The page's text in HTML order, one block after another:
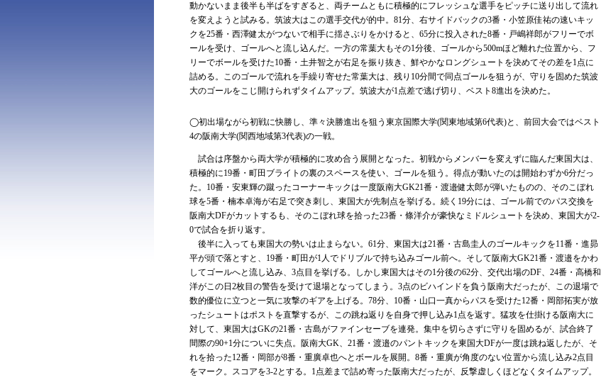
動かないまま後半も半ばをすぎると、両チームともに積極的にフレッシュな選手をピッチに送り出して流れ
を変えようと試みる。筑波大はこの選手交代が的中。81分、右サイドバックの3番・小笠原佳祐の速いキッ
クを25番・西澤健太がつないで相手に揺さぶりをかけると、65分に投入された8番・戸嶋祥郎がフリーでボ
ールを受け、ゴールへと流し込んだ。一方の常葉大もその1分後、ゴールから500mほど離れた位置から、フ
リーでボールを受けた10番・土井智之が右足を振り抜き、鮮やかなロングシュートを決めてその差を1点に
詰める。このゴールで流れを手繰り寄せた常葉大は、残り10分間で同点ゴールを狙うが、守りを固めた筑波
大のゴールをこじ開けられずタイムアップ。筑波大が1点差で逃げ切り、ベスト8進出を決めた。
◯初出場ながら初戦に快勝し、準々決勝進出を狙う東京国際大学(関東地域第6代表)と、前回大会ではベスト
4の阪南大学(関西地域第3代表)の一戦。
試合は序盤から両大学が積極的に攻め合う展開となった。初戦からメンバーを変えずに臨んだ東国大は、
積極的に19番・町田ブライトの裏のスペースを使い、ゴールを狙う。得点が動いたのは開始わずか6分だっ
た。10番・安東輝の蹴ったコーナーキックは一度阪南大GK21番・渡邉健太郎が弾いたものの、そのこぼれ
球を5番・楠本卓海が右足で突き刺し、東国大が先制点を挙げる。続く19分には、ゴール前でのパス交換を
阪南大DFがカットするも、そのこぼれ球を拾った23番・條洋介が豪快なミドルシュートを決め、東国大が2-
0で試合を折り返す。
後半に入っても東国大の勢いは止まらない。61分、東国大は21番・古島圭人のゴールキックを11番・進昴
平が頭で落とすと、19番・町田が1人でドリブルで持ち込みゴール前へ。そして阪南大GK21番・渡邉をかわ
してゴールへと流し込み、3点目を挙げる。しかし東国大はその1分後の62分、交代出場のDF、24番・高橋和
洋がこの日2枚目の警告を受けて退場となってしまう。3点のビハインドを負う阪南大だったが、この退場で
数的優位に立つと一気に攻撃のギアを上げる。78分、10番・山口一真からパスを受けた12番・岡部拓実が放
ったシュートはポストを直撃するが、この跳ね返りを自身で押し込み1点を返す。猛攻を仕掛ける阪南大に
対して、東国大はGKの21番・古島がファインセーブを連発。集中を切らさずに守りを固めるが、試合終了
間際の90+1分についに失点。阪南大GK、21番・渡邉のパントキックを東国大DFが一度は跳ね返したが、そ
れを拾った12番・岡部が8番・重廣卓也へとボールを展開。8番・重廣が角度のない位置から流し込み2点目
をマーク。スコアを3-2とする。1点差まで詰め寄った阪南大だったが、反撃虚しくほどなくタイムアップ。